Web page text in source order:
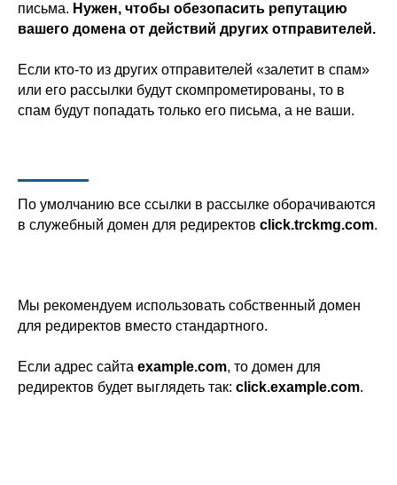
письма. Нужен, чтобы обезопасить репутацию
вашего домена от действий других отправителей.
Если кто-то из других отправителей «залетит в спам»
или его рассылки будут скомпрометированы, то в
спам будут попадать только его письма, а не ваши.
По умолчанию все ссылки в рассылке оборачиваются
в служебный домен для редиректов click.trckmg.com.
Мы рекомендуем использовать собственный домен
для редиректов вместо стандартного.
Если адрес сайта example.com, то домен для
редиректов будет выглядеть так: click.example.com.